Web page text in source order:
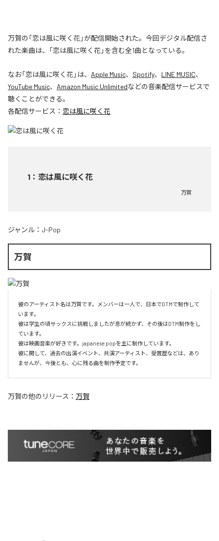
万賀の「恋は風に咲く花」が配信開始された。今回デジタル配信さ
れた楽曲は、「恋は風に咲く花」を含む全1曲となっている。
なお「恋は風に咲く花」は、 Apple Music、 Spotify、 LINE MUSIC、
YouTube Music、 Amazon Music Unlimitedなどの音楽配信サービスで
聴くことができる。
各配信サービス： 恋は風に咲く花
1 ： 恋は風に咲く花
万賀
ジャンル： J-Pop
万賀
彼のアーティスト名は万賀です。メンバーは一人で、日本でDTMで制作して
います。
彼は学生の頃サックスに挑戦しましたが息が続かず、その後はDTM制作をし
ています。
彼は映画音楽が好きです。japanese popを主に制作しています。
彼に関して、過去の出演イベント、共演アーティスト、受賞歴などは、あり
ませんが、今後とも、心に残る曲を制作予定です。
万賀の他のリリース： 万賀